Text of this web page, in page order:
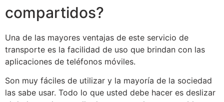
compartidos?
Una de las mayores ventajas de este servicio de
transporte es la facilidad de uso que brindan con las
aplicaciones de teléfonos móviles.
Son muy fáciles de utilizar y la mayoría de la sociedad
las sabe usar. Todo lo que usted debe hacer es deslizar